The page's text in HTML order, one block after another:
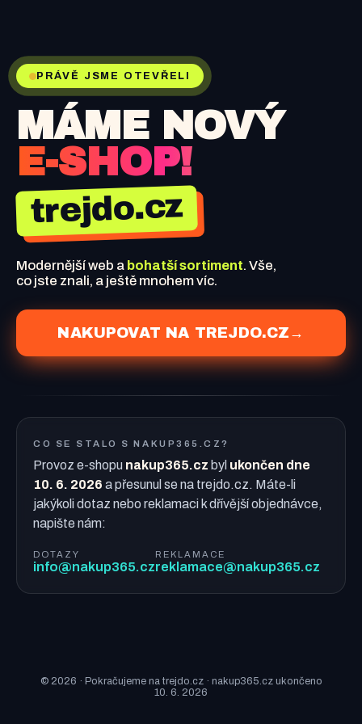
PRÁVĚ JSME OTEVŘELI
MÁME NOVÝ
E-SHOP!
trejdo.cz
Modernější web a bohatší sortiment. Vše,
co jste znali, a ještě mnohem víc.
NAKUPOVAT NA TREJDO.CZ →
CO SE STALO S NAKUP365.CZ?
Provoz e-shopu nakup365.cz byl ukončen dne
10. 6. 2026 a přesunul se na trejdo.cz. Máte-li
jakýkoli dotaz nebo reklamaci k dřívější objednávce,
napište nám:
DOTAZY
info@nakup365.cz
REKLAMACE
reklamace@nakup365.cz
© 2026 · Pokračujeme na trejdo.cz · nakup365.cz ukončeno
10. 6. 2026